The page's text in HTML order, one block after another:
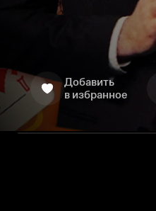
Добавить
в избранное